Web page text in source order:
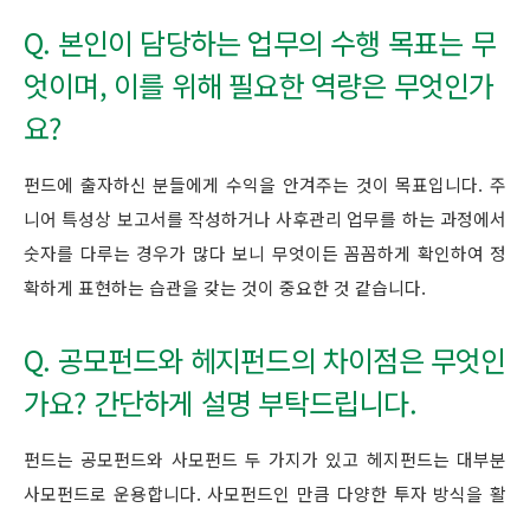
Q. 본인이 담당하는 업무의 수행 목표는 무
엇이며, 이를 위해 필요한 역량은 무엇인가
요?
펀드에 출자하신 분들에게 수익을 안겨주는 것이 목표입니다. 주
니어 특성상 보고서를 작성하거나 사후관리 업무를 하는 과정에서
숫자를 다루는 경우가 많다 보니 무엇이든 꼼꼼하게 확인하여 정
확하게 표현하는 습관을 갖는 것이 중요한 것 같습니다.
Q. 공모펀드와 헤지펀드의 차이점은 무엇인
가요? 간단하게 설명 부탁드립니다.
펀드는 공모펀드와 사모펀드 두 가지가 있고 헤지펀드는 대부분
사모펀드로 운용합니다. 사모펀드인 만큼 다양한 투자 방식을 활